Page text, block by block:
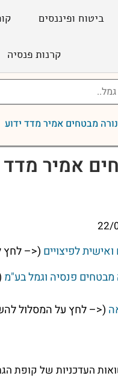
ביטוח ופיננסים
קרנות פנסיה
מבטחים אמיר מדד ידוע
אמיר מדד
22/
לפיצויים (<– לחץ
מבטחים פנסיה וגמל בע"מ
(<– לחץ על המסלול
העדכניות של קופת